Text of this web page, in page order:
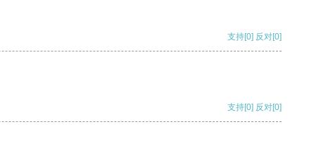
支持[0] 反对[0]
支持[0] 反对[0]